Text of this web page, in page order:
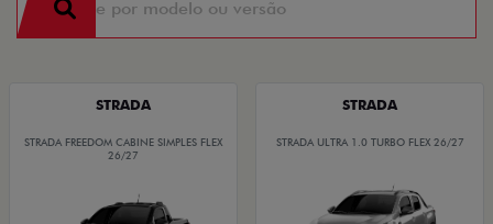
STRADA
STRADA FREEDOM CABINE SIMPLES FLEX
26/27
STRADA
STRADA ULTRA 1.0 TURBO FLEX 26/27